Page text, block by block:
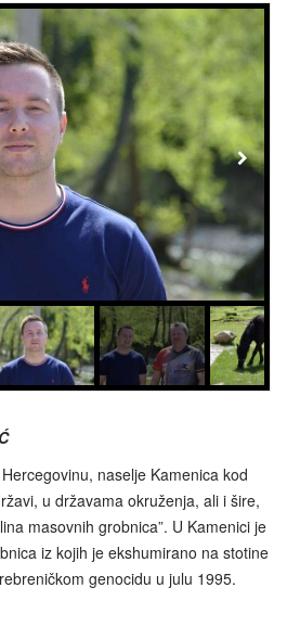
naselje Kamenica kod
u državama okruženja, ali i šire,
masovnih grobnica”. U Kamenici je
iz kojih je ekshumirano na stotine
genocidu u julu 1995.